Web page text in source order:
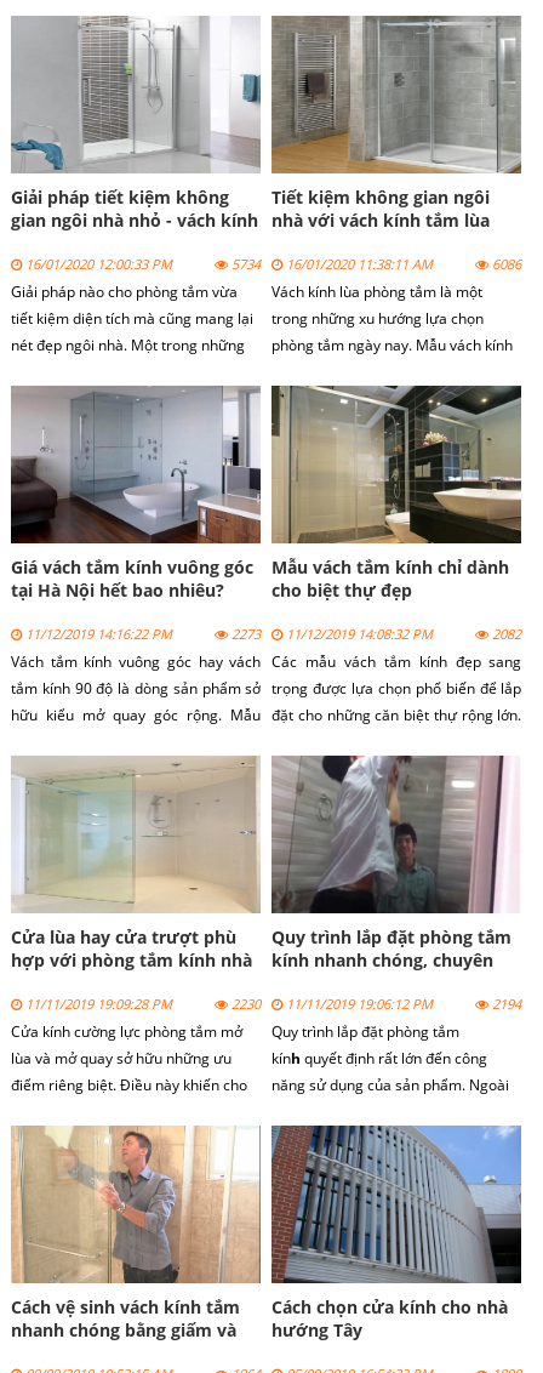
đề vệ sinh cho kính cũng rất quan
mang lại những trải nghiệm thư giãn
khi sử vách kính phòng tắm.
Giải pháp tiết kiệm không
gian ngôi nhà nhỏ - vách kính
16/01/2020 12:00:33 PM 5734
Giải pháp nào cho phòng tắm vừa
tiết kiệm diện tích mà cũng mang lại
nét đẹp ngôi nhà. Một trong những
Tiết kiệm không gian ngôi
nhà với vách kính tắm lùa
16/01/2020 11:38:11 AM 6086
Vách kính lùa phòng tắm là một
trong những xu hướng lựa chọn
phòng tắm ngày nay. Mẫu vách kính
tiết kiệm không gian, diện tích ngôi
nhà.
Giá vách tắm kính vuông góc
tại Hà Nội hết bao nhiêu?
11/12/2019 14:16:22 PM 2273
Vách tắm kính vuông góc hay vách
tắm kính 90 độ là dòng sản phẩm sở
hữu kiểu mở quay góc rộng. Mẫu
tại nhiều công trình dân dụng khác
nhau. Lý do là vì dòng sản phẩm có
kết cấu tiện dụng với giá bán rất rẻ.
Mẫu vách tắm kính chỉ dành
cho biệt thự đẹp
11/12/2019 14:08:32 PM 2082
Các mẫu vách tắm kính đẹp sang
trọng được lựa chọn phổ biến để lắp
đặt cho những căn biệt thự rộng lớn.
chỉ mang vẻ chắc chắn từ kính mà
còn đẹp đến từ thiết kế.
Cửa lùa hay cửa trượt phù
hợp với phòng tắm kính nhà
11/11/2019 19:09:28 PM 2230
Cửa kính cường lực phòng tắm mở
lùa và mở quay sở hữu những ưu
điểm riêng biệt. Điều này khiến cho
nên lắp đặt dòng sản phẩm nào. Để
tìm được câu trả lời cho mình, bạn
cần căn cứ vào nhiều yếu tố khác
nhau.
Quy trình lắp đặt phòng tắm
kính nhanh chóng, chuyên
11/11/2019 19:06:12 PM 2194
Quy trình lắp đặt phòng tắm
kính quyết định rất lớn đến công
năng sử dụng của sản phẩm. Ngoài
tiếp đến vẻ đẹp thẩm mỹ của không
gian lắp đặt. Chính vì vậy bạn cần
tuân thủ nghiêm ngặt các bước thi
công phòng tắm kính chuyên nghiệp.
Cách vệ sinh vách kính tắm
nhanh chóng bằng giấm và
Cách chọn cửa kính cho nhà
hướng Tây